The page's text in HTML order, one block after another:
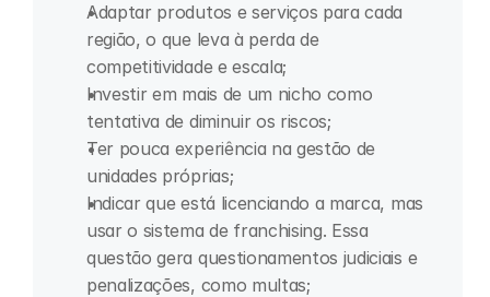
Adaptar produtos e serviços para cada
região, o que leva à perda de
competitividade e escala;
Investir em mais de um nicho como
tentativa de diminuir os riscos;
Ter pouca experiência na gestão de
unidades próprias;
Indicar que está licenciando a marca, mas
usar o sistema de franchising. Essa
questão gera questionamentos judiciais e
penalizações, como multas;